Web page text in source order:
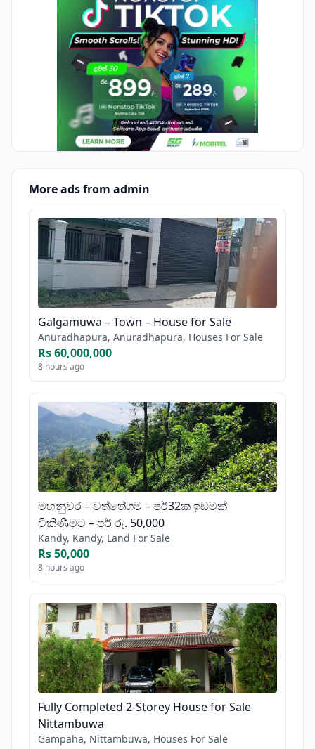
More ads from admin
Galgamuwa – Town – House for Sale
Anuradhapura, Anuradhapura, Houses For Sale
Rs 60,000,000
8 hours ago
මහනුවර – වත්තේගම – පර්32ක ඉඩමක්
විකිණීමට – පර් රු. 50,000
Kandy, Kandy, Land For Sale
Rs 50,000
8 hours ago
Fully Completed 2-Storey House for Sale
Nittambuwa
Gampaha, Nittambuwa, Houses For Sale